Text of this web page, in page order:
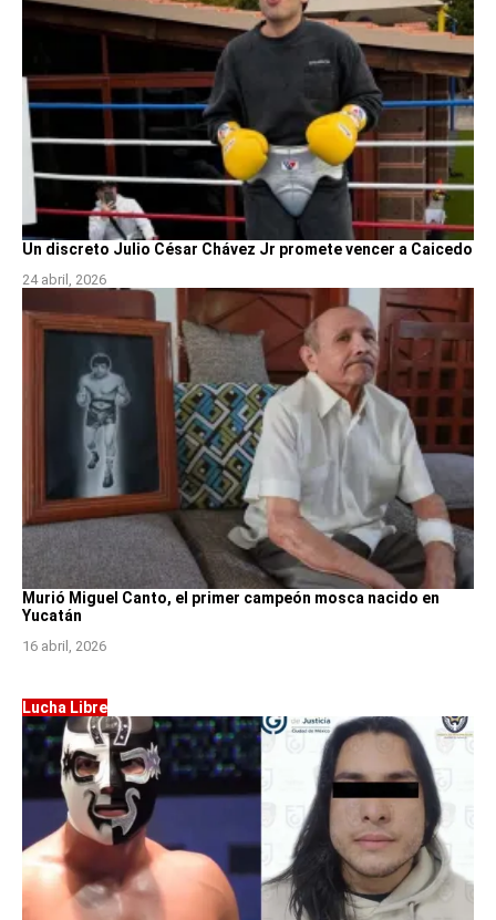
Un discreto Julio César Chávez Jr promete vencer a Caicedo
24 abril, 2026
Murió Miguel Canto, el primer campeón mosca nacido en
Yucatán
16 abril, 2026
Lucha Libre